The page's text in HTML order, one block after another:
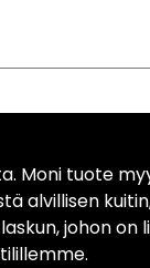
Moni tuote
alvillisen
johon on